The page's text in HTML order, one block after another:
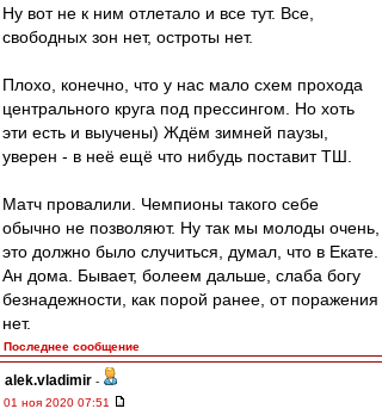
Ну вот не к ним отлетало и все тут. Все,
свободных зон нет, остроты нет.
Плохо, конечно, что у нас мало схем прохода
центрального круга под прессингом. Но хоть
эти есть и выучены) Ждём зимней паузы,
уверен - в неё ещё что нибудь поставит ТШ.
Матч провалили. Чемпионы такого себе
обычно не позволяют. Ну так мы молоды очень,
это должно было случиться, думал, что в Екате.
Ан дома. Бывает, болеем дальше, слаба богу
безнадежности, как порой ранее, от поражения
нет.
Последнее сообщение
alek.vladimir -
01 ноя 2020 07:51